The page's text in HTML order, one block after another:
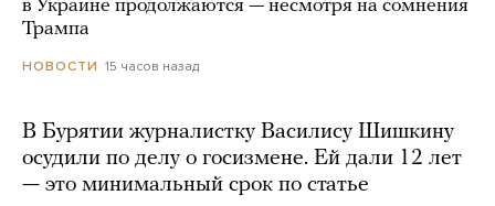
в Украине продолжаются — несмотря на сомнения
Трампа
НОВОСТИ 15 часов назад
В Бурятии журналистку Василису Шишкину
осудили по делу о госизмене. Ей дали 12 лет
— это минимальный срок по статье